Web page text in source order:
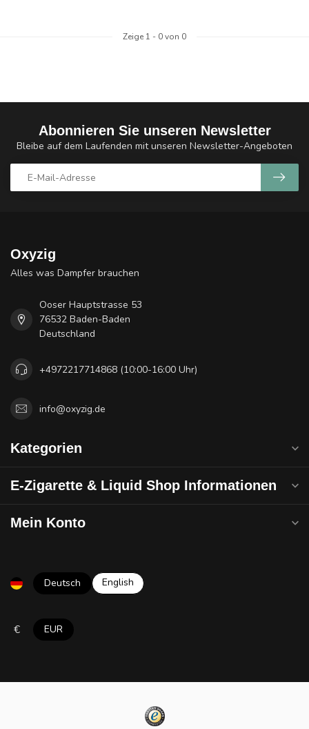
Zeige 1 - 0von 0
Abonnieren Sie unseren Newsletter
Bleibe auf dem Laufenden mit unseren Newsletter-Angeboten
Oxyzig
Alles was Dampfer brauchen
Ooser Hauptstrasse 53
76532 Baden-Baden
Deutschland
+4972217714868 (10:00-16:00 Uhr)
info@oxyzig.de
Kategorien
E-Zigarette & Liquid Shop Informationen
Mein Konto
Deutsch English
€ EUR